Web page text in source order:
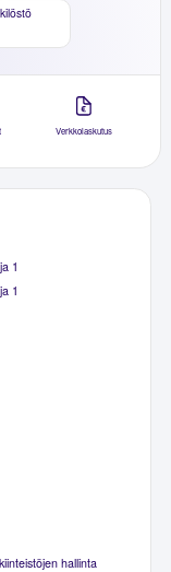
Verkkolaskutus
1
1
hallinta